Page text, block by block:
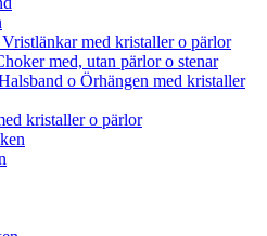
med kristaller o pärlor
med, utan pärlor o stenar
o Örhängen med kristaller
kristaller o pärlor